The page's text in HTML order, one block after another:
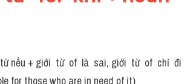
nếu + giới  từ  of  là  sai, giới  từ  of  chỉ
for those who are in need of it)